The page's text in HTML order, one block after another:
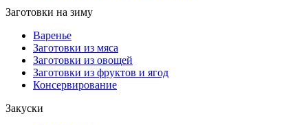
Заготовки на зиму
Варенье
Заготовки из мяса
Заготовки из овощей
Заготовки из фруктов и ягод
Консервирование
Закуски